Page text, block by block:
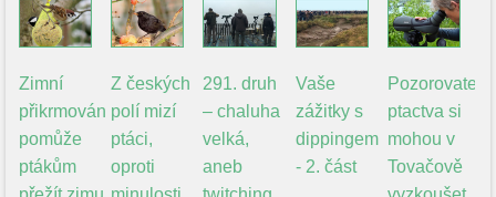
Zimní
přikrmování
pomůže
ptákům
Z českých
polí mizí
ptáci,
oproti
291. druh
– chaluha
velká,
aneb
Vaše
zážitky s
dippingem
- 2. část
Pozorovatelé
ptactva si
mohou v
Tovačově